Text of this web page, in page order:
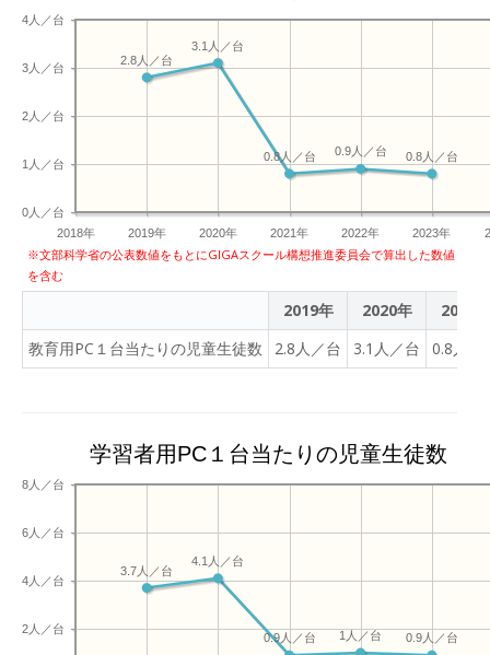
でもあり、教育ICT加速に
る現職市長、そして社会シ
高い専門性を持つ大学教
授。現場を知る立場と社
会・情報インフラに精通し
せ、単なる啓発にとどまら
ない支援対策の構築を目指
す。 特に、自治体担当者の
端末処分をめぐる実務では
「何を基準に事業者を選定
すべきか」「誰が消去責任
を負うのか」など、多くの
門委員の知見により実効性
のある解決策を提示してい
2018年 2019年 2020年 2021年 2022年 2023年
0人／台
1人／台
2人／台
3人／台
4人／台
0.8人／台
0.9人／台
0.8人／台
3.1人／台
2.8人／台
※文部科学省の公表数値をもとにGIGAスクール構想推進委員会で算出した数値
を含む
2019年 2020年
2021年
教育用PC１台当たりの児童生徒数
2.8人／台 3.1人／台 0.8人／
学習者用PC１台当たりの児童生徒数
2人／台
4人／台
6人／台
8人／台
0.9人／台
1人／台
0.9人／台
4.1人／台
3.7人／台